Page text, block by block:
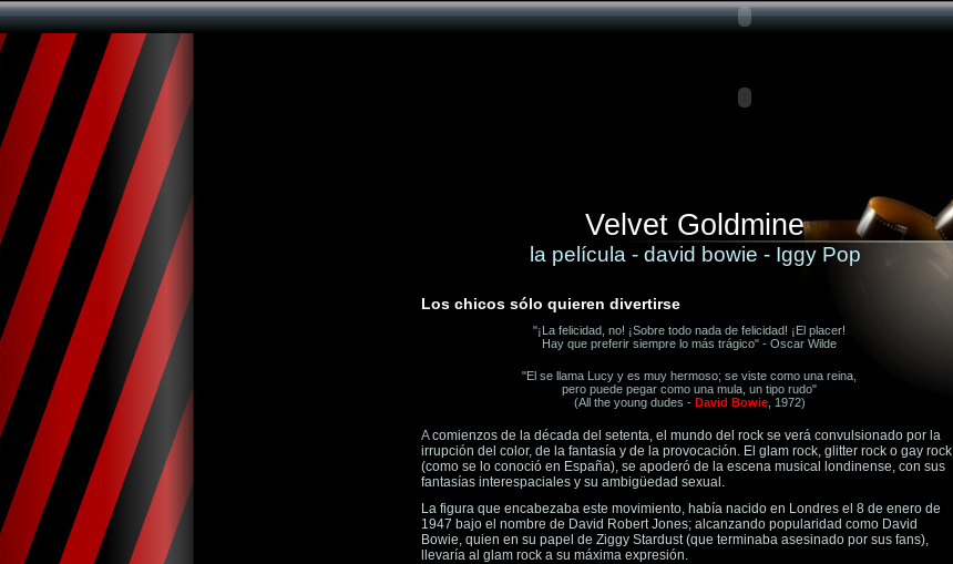
Velvet Goldmine
la película - david bowie - Iggy Pop
Los chicos sólo quieren divertirse
"¡La felicidad, no! ¡Sobre todo nada de felicidad! ¡El placer!
Hay que preferir siempre lo más trágico" - Oscar Wilde
"El se llama Lucy y es muy hermoso; se viste como una reina,
pero puede pegar como una mula, un tipo rudo"
(All the young dudes - David Bowie, 1972)
Acomienzos de la década del setenta, el mundo del rock se verá convulsionado por la
irrupción del color, de la fantasía y de la provocación. El glam rock, glitter rock o gay rock
(como se lo conoció en España), se apoderó de la escena musical londinense, con sus
fantasías interespaciales y su ambigüedad sexual.
La figura que encabezaba este movimiento, había nacido en Londres el 8 de enero de
1947 bajo el nombre de David Robert Jones; alcanzando popularidad como David
Bowie, quien en su papel de Ziggy Stardust (que terminaba asesinado por sus fans),
llevaría al glam rock a su máxima expresión.